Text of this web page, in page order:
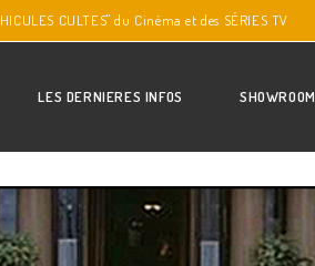
CULTES" du Cinéma et des SÉRIES TV
LES DERNIERES INFOS SHOWROOM